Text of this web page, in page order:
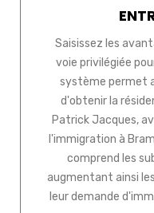
Saisissez les
voie privilégiée
système permet
d'obtenir la
Patrick Jacques,
l'immigration à
comprend les
augmentant ainsi
leur demande